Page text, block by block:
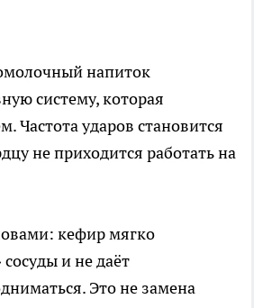
напиток
систему, которая
Частота ударов становится
не приходится работать на
кефир мягко
и не даёт
Это не замена